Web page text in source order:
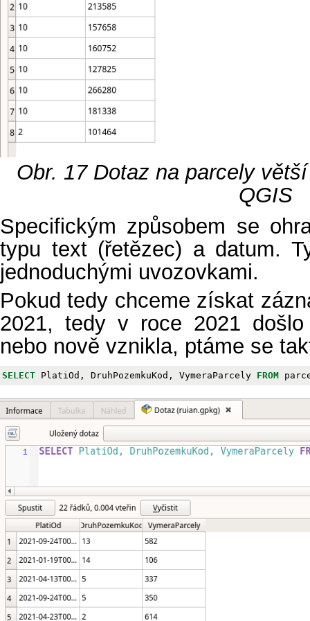
Obr. 17 Dotaz na parcely
QGIS
Specifickým způsobem se
typu text (řetězec) a datum.
jednoduchými uvozovkami.
Pokud tedy chceme získat
2021, tedy v roce 2021
nebo nově vznikla, ptáme se
SELECT PlatiOd , DruhPozemkuKod , VymeraParcely FROM